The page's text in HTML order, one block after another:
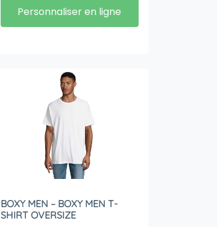
Personnaliser en ligne
BOXY MEN – BOXY MEN T-
SHIRT OVERSIZE